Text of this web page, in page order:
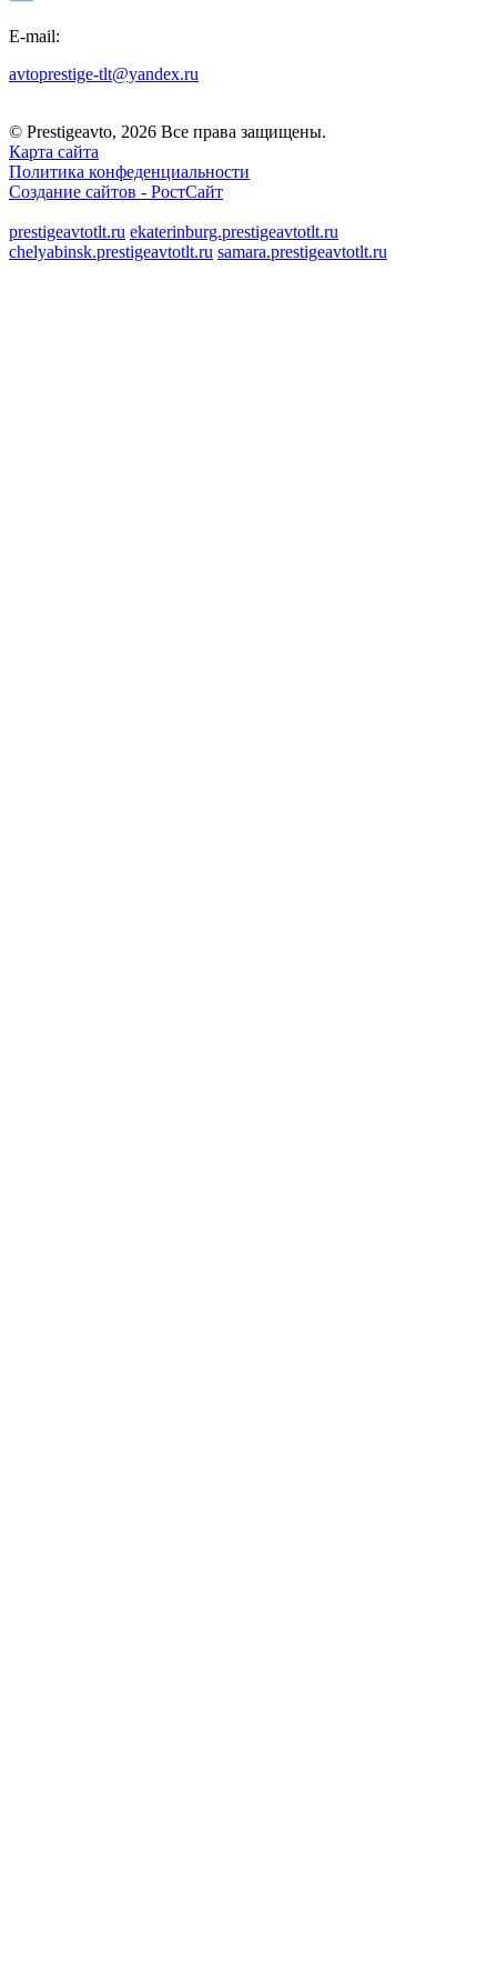
E-mail:
avtoprestige-tlt@yandex.ru
© Prestigeavto, 2026 Все права защищены.
Карта сайта
Политика конфеденциальности
Создание сайтов - РостСайт
prestigeavtotlt.ru ekaterinburg.prestigeavtotlt.ru
chelyabinsk.prestigeavtotlt.ru samara.prestigeavtotlt.ru